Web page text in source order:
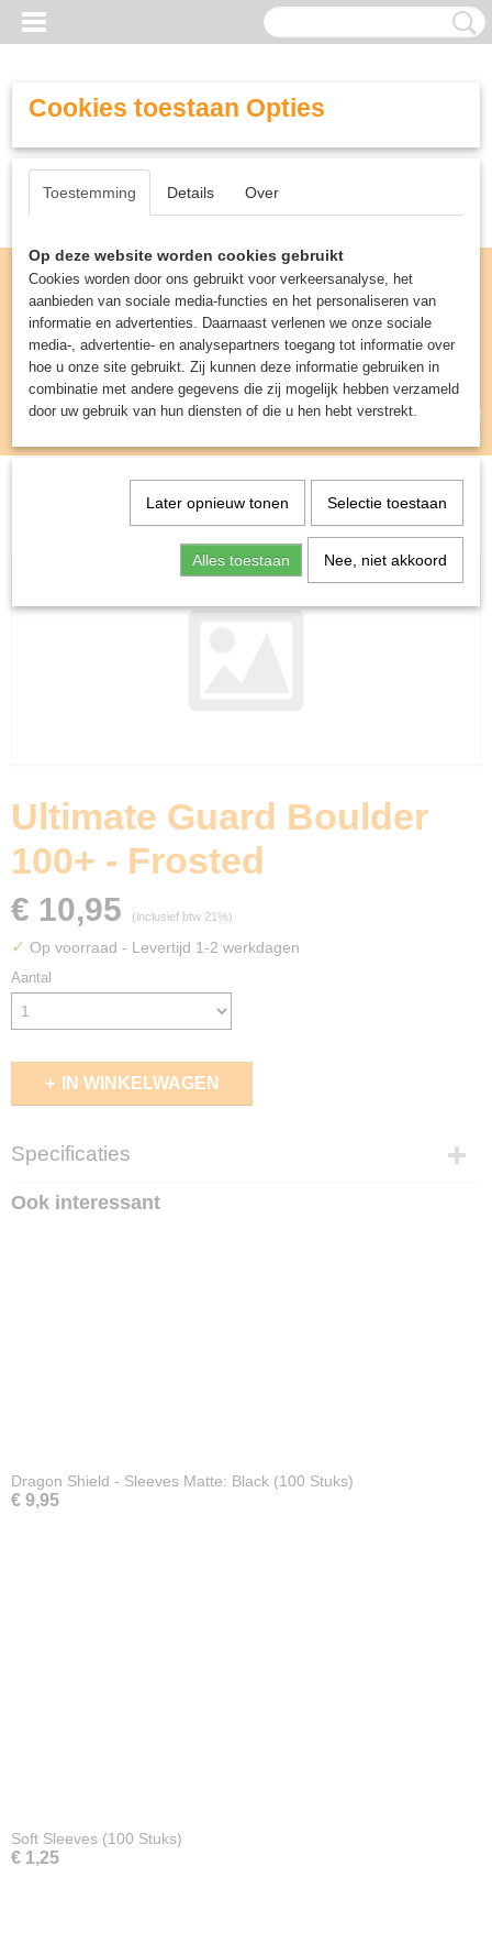
Inloggen Registreren
UW WINKELWAGEN
(0)
Ruilkaarten>Accessoires
Ultimate Guard
Boulder 100+ - Frosted
Ultimate Guard Boulder
100+ - Frosted
€ 10,95 (inclusief btw 21%)
✓ Op voorraad - Levertijd 1-2 werkdagen
Aantal
IN WINKELWAGEN
Specificaties
EAN code
Ook interessant
Dragon Shield - Sleeves Matte: Black (100 Stuks)
€ 9,95
Soft Sleeves (100 Stuks)
€ 1,25
Cookies toestaan Opties
Toestemming Details Over
Op deze website worden cookies gebruikt
Cookies worden door ons gebruikt voor verkeersanalyse, het
aanbieden van sociale media-functies en het personaliseren van
informatie en advertenties. Daarnaast verlenen we onze sociale
media-, advertentie- en analysepartners toegang tot informatie over
hoe u onze site gebruikt. Zij kunnen deze informatie gebruiken in
combinatie met andere gegevens die zij mogelijk hebben verzameld
door uw gebruik van hun diensten of die u hen hebt verstrekt.
Later opnieuw tonen Selectie toestaan
Alles toestaan Nee, niet akkoord